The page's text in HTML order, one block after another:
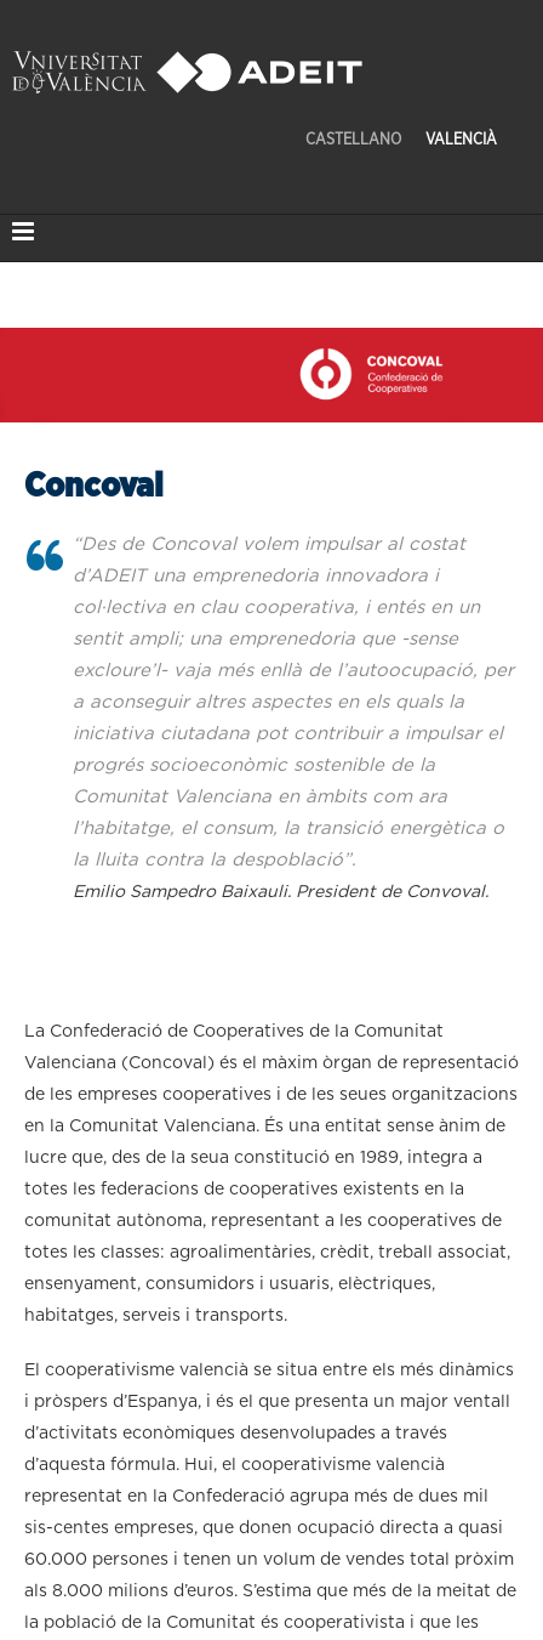
CASTELLANO VALENCIÀ
Concoval
“Des de Concoval volem impulsar al costat
d’ADEIT una emprenedoria innovadora i
col·lectiva en clau cooperativa, i entés en un
sentit ampli; una emprenedoria que -sense
excloure’l- vaja més enllà de l’autoocupació, per
a aconseguir altres aspectes en els quals la
iniciativa ciutadana pot contribuir a impulsar el
progrés socioeconòmic sostenible de la
Comunitat Valenciana en àmbits com ara
l’habitatge, el consum, la transició energètica o
la lluita contra la despoblació”.
Emilio Sampedro Baixauli. President de Convoval.
La Confederació de Cooperatives de la Comunitat
Valenciana (Concoval) és el màxim òrgan de representació
de les empreses cooperatives i de les seues organitzacions
en la Comunitat Valenciana. És una entitat sense ànim de
lucre que, des de la seua constitució en 1989, integra a
totes les federacions de cooperatives existents en la
comunitat autònoma, representant a les cooperatives de
totes les classes: agroalimentàries, crèdit, treball associat,
ensenyament, consumidors i usuaris, elèctriques,
habitatges, serveis i transports.
El cooperativisme valencià se situa entre els més dinàmics
i pròspers d’Espanya, i és el que presenta un major ventall
d’activitats econòmiques desenvolupades a través
d’aquesta fórmula. Hui, el cooperativisme valencià
representat en la Confederació agrupa més de dues mil
sis-centes empreses, que donen ocupació directa a quasi
60.000 persones i tenen un volum de vendes total pròxim
als 8.000 milions d’euros. S’estima que més de la meitat de
la població de la Comunitat és cooperativista i que les